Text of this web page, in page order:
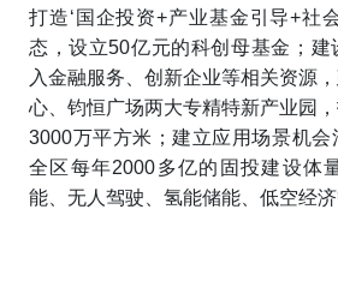
打造‘国企投资+产业基金引导+社
态，设立50亿元的科创母基金；建
入金融服务、创新企业等相关资源
心、钧恒广场两大专精特新产业园
3000万平方米；建立应用场景机
全区每年2000多亿的固投建设体
能、无人驾驶、氢能储能、低空经